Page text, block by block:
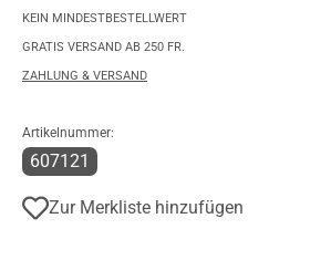
KEIN MINDESTBESTELLWERT
GRATIS VERSAND AB 250 FR.
ZAHLUNG & VERSAND
Artikelnummer:
607121
Zur Merkliste hinzufügen